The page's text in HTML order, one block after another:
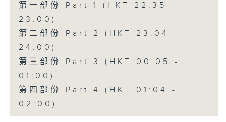
第一部份 Part 1 (HKT 22:35 -
23:00)
第二部份 Part 2 (HKT 23:04 -
24:00)
第三部份 Part 3 (HKT 00:05 -
01:00)
第四部份 Part 4 (HKT 01:04 -
02:00)